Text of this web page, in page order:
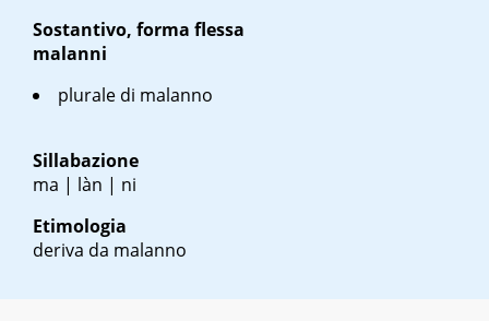
Sostantivo, forma flessa
malanni
plurale di malanno
Sillabazione
ma | làn | ni
Etimologia
deriva da malanno